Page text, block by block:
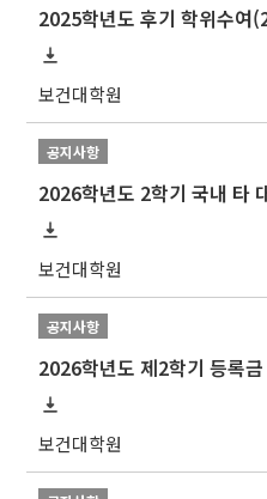
보건대학원
공지사항
2026학년도 2학기 국내 타
보건대학원
공지사항
보건대학원